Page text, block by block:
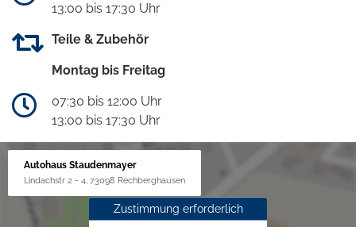
13:00 bis 17:30 Uhr
Teile & Zubehör
Montag bis Freitag
07:30 bis 12:00 Uhr
13:00 bis 17:30 Uhr
Autohaus Staudenmayer
Lindachstr 2 - 4, 73098 Rechberghausen
Zustimmung erforderlich